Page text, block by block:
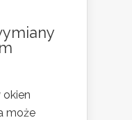
okien
może